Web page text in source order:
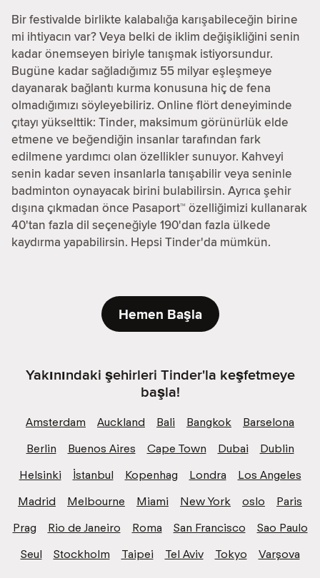
Bir festivalde birlikte kalabalığa karışabileceğin birine
mi ihtiyacın var? Veya belki de iklim değişikliğini senin
kadar önemseyen biriyle tanışmak istiyorsundur.
Bugüne kadar sağladığımız 55 milyar eşleşmeye
dayanarak bağlantı kurma konusuna hiç de fena
olmadığımızı söyleyebiliriz. Online flört deneyiminde
çıtayı yükselttik: Tinder, maksimum görünürlük elde
etmene ve beğendiğin insanlar tarafından fark
edilmene yardımcı olan özellikler sunuyor. Kahveyi
senin kadar seven insanlarla tanışabilir veya seninle
badminton oynayacak birini bulabilirsin. Ayrıca şehir
dışına çıkmadan önce Pasaport™ özelliğimizi kullanarak
40'tan fazla dil seçeneğiyle 190'dan fazla ülkede
kaydırma yapabilirsin. Hepsi Tinder'da mümkün.
Hemen Başla
Yakınındaki şehirleri Tinder'la keşfetmeye
başla!
Amsterdam Auckland Bali Bangkok
Barselona
Berlin
Buenos Aires Cape Town Dubai
Dublin
Helsinki
İstanbul Kopenhag Londra
Los Angeles
Madrid
Melbourne Miami New York oslo
Paris
Prag
Rio de Janeiro Roma San Francisco
Sao Paulo
Seul
Stockholm Taipei Tel Aviv Tokyo Varşova